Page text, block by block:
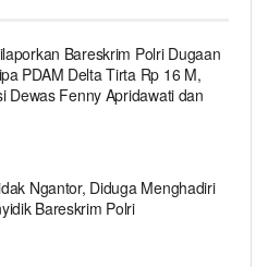
Bareskrim Polri Dugaan
PDAM Delta Tirta Rp 16 M,
Dewas Fenny Apridawati dan
Ngantor, Diduga Menghadiri
Bareskrim Polri